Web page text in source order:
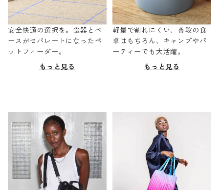
安全快適の選択を。食器とベ
ースがセパレートになったペ
ットフィーダー。
もっと見る
軽量で割れにくい、普段の食
卓はもちろん、キャンプやパ
ーティーでも大活躍。
もっと見る